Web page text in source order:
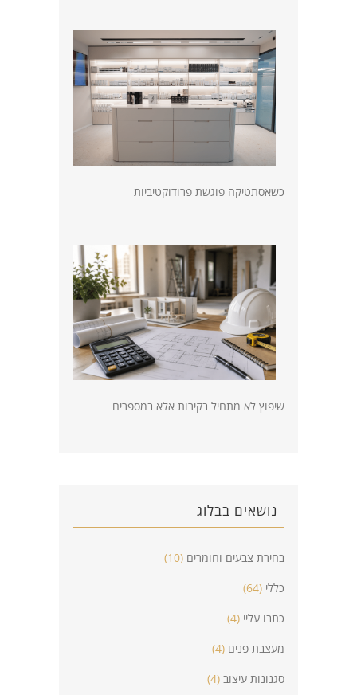
כשאסתטיקה פוגשת פרודוקטיביות
שיפוץ לא מתחיל בקירות אלא במספרים
נושאים בבלוג
בחירת צבעים וחומרים (10)
כללי (64)
כתבו עליי (4)
מעצבת פנים (4)
סגנונות עיצוב (4)